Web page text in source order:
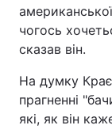
чогось
сказав він.
На думку
прагненні
які, як він